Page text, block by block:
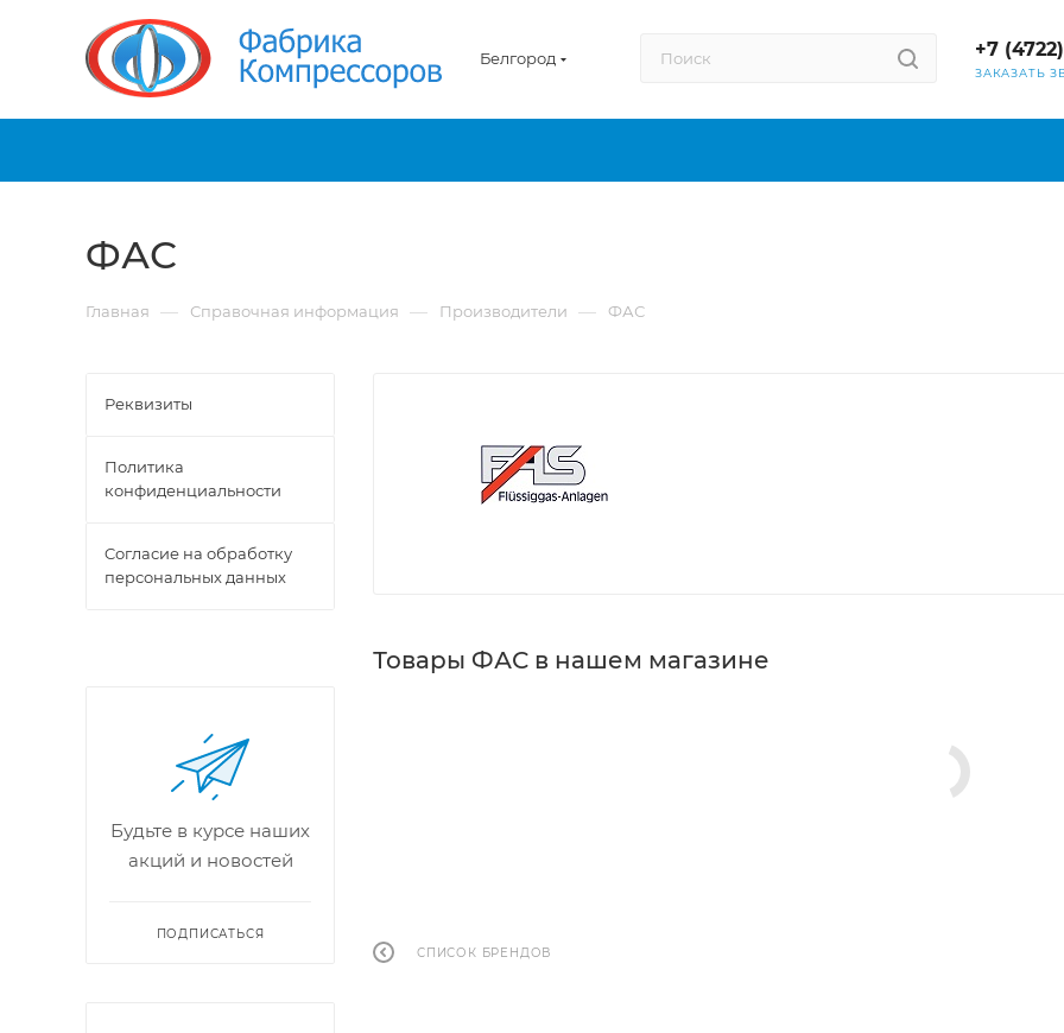
Белгород +7
ЗАКАЗАТЬ
ФАС
Главная — Справочная информация — Производители — ФАС
Товары ФАС в нашем магазине
СПИСОК БРЕНДОВ
Реквизиты
Политика
конфиденциальности
Cогласие на обработку
персональных данных
Будьте в курсе наших
акций и новостей
ПОДПИСАТЬСЯ